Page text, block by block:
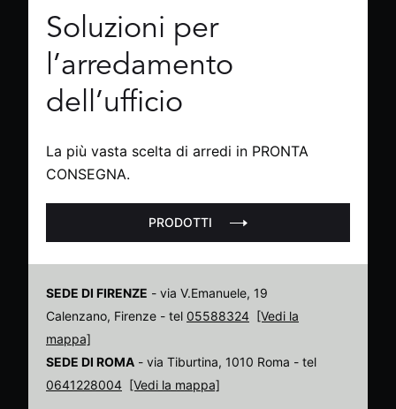
SEDE DI FIRENZE - via V.Emanuele, 19
Calenzano, Firenze - tel 05588324 [Vedi la
mappa]
SEDE DI ROMA - via Tiburtina, 1010 Roma - tel
0641228004 [Vedi la mappa]
Soluzioni per
l’arredamento
dell’ufficio
La più vasta scelta di arredi in PRONTA
CONSEGNA.
PRODOTTI